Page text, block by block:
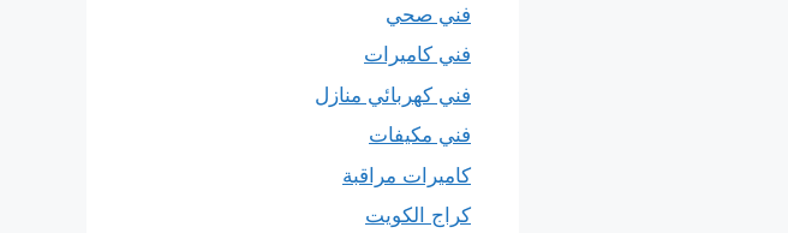
فني صحي
فني كاميرات
فني كهربائي منازل
فني مكيفات
كاميرات مراقبة
كراج الكويت